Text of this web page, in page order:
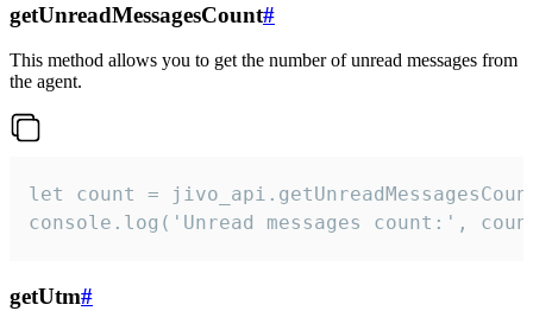
getUnreadMessagesCount#
This method allows you to get the number of unread messages from
the agent.
let count =
console.log('Unread messages count:',
getUtm#